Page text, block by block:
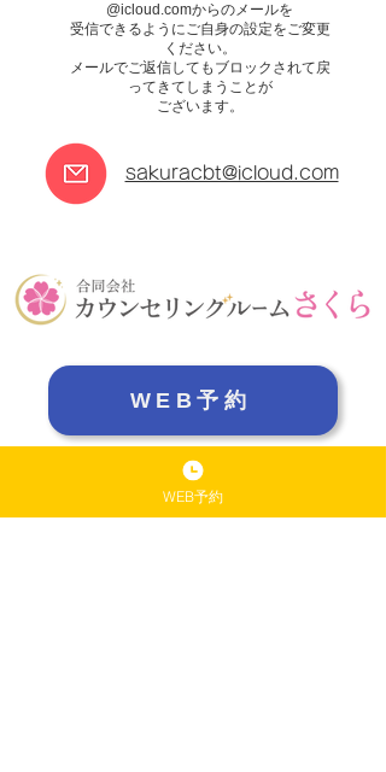
@icloud.comからのメールを
受信できるようにご自身の設定をご変更
ください。​
メールでご返信してもブロックされて戻
ってきてしまうことが
ございます。
sakuracbt@icloud.com
※​予約専用ページに飛びます
WEB予約
TEL：025-211-2570
WEB予約